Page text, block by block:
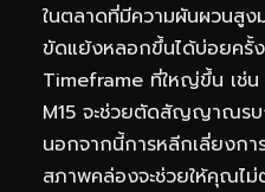
ในตลาดที่มีความผันผวน
ขัดแย้งหลอกขึ้นได้บ่อยค
Timeframe ที่ใหญ่ขึ้น เช่
M15 จะช่วยตัดสัญญาณรบ
นอกจากนี้การหลีกเลี่ยงกา
สภาพคล่องจะช่วยให้คุณไม่